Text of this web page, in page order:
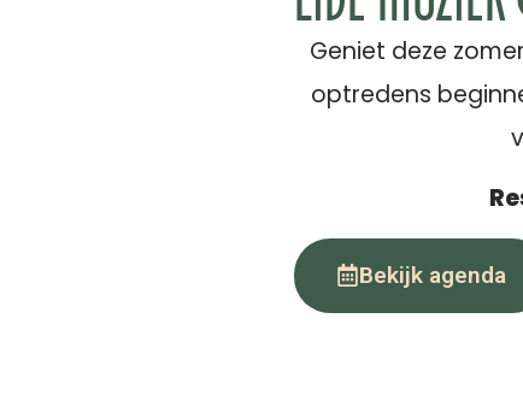
Geniet deze
optredens
Bekijk agenda